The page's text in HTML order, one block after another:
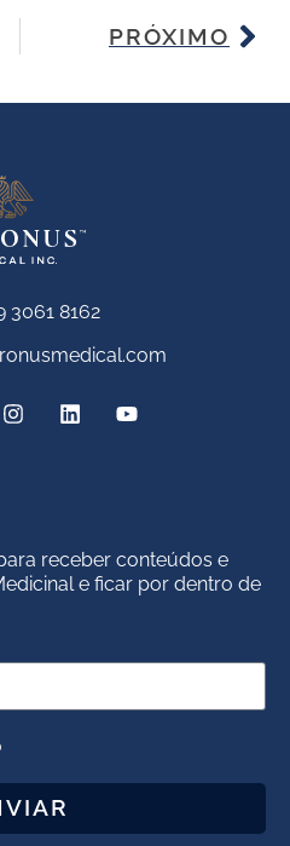
PRÓXIMO
3061 8162
receber conteúdos e
e ficar por dentro de